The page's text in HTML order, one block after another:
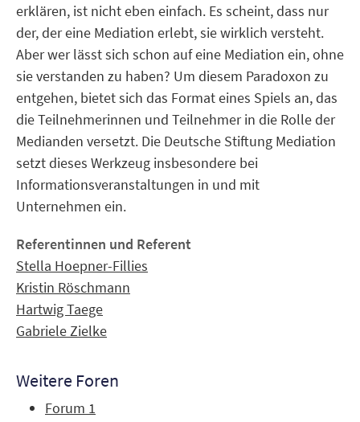
erklären, ist nicht eben einfach. Es scheint, dass nur
der, der eine Mediation erlebt, sie wirklich versteht.
Aber wer lässt sich schon auf eine Mediation ein, ohne
sie verstanden zu haben? Um diesem Paradoxon zu
entgehen, bietet sich das Format eines Spiels an, das
die Teilnehmerinnen und Teilnehmer in die Rolle der
Medianden versetzt. Die Deutsche Stiftung Mediation
setzt dieses Werkzeug insbesondere bei
Informationsveranstaltungen in und mit
Unternehmen ein.
Referentinnen und Referent
Stella Hoepner-Fillies
Kristin Röschmann
Hartwig Taege
Gabriele Zielke
Weitere Foren
Forum 1